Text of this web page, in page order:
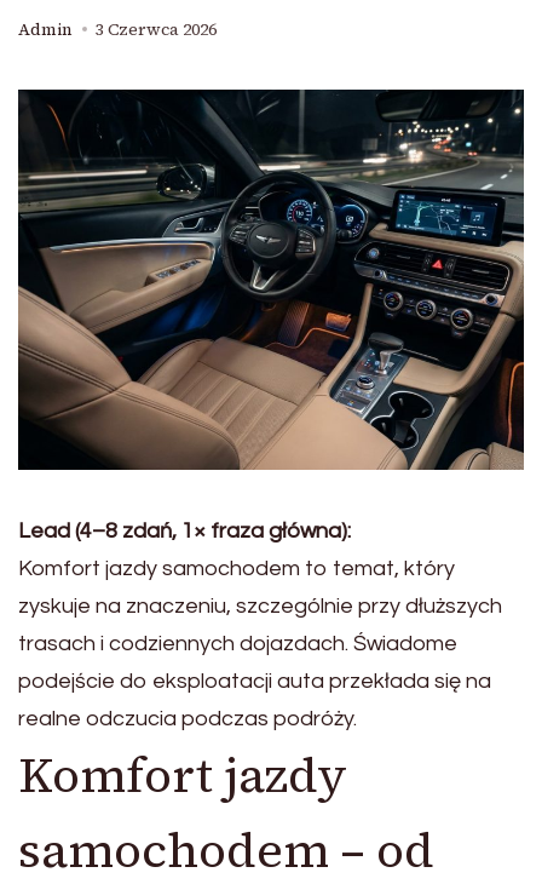
Admin 3 Czerwca 2026
Lead (4–8 zdań, 1× fraza główna):
Komfort jazdy samochodem to temat, który
zyskuje na znaczeniu, szczególnie przy dłuższych
trasach i codziennych dojazdach. Świadome
podejście do eksploatacji auta przekłada się na
realne odczucia podczas podróży.
Komfort jazdy
samochodem – od